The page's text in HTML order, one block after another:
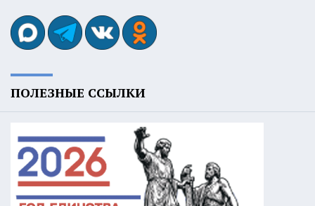
ПОЛЕЗНЫЕ ССЫЛКИ